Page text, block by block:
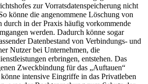
zur Vorratsdatenspeicherung nicht
könne die angenommene Löschung von
durch in der Praxis häufig vorkommende
werden. Dadurch könne sogar
Datenbestand von Verbindungs- und
Nutzer bei Unternehmen, die
erbringen, entstehen. Das
Zweckbindung für das „Auftauen“
intensive Eingriffe in das Privatleben